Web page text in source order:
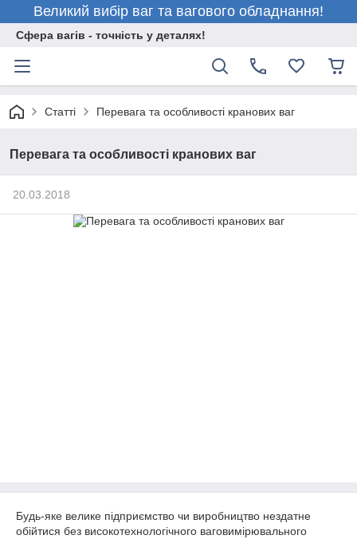
Великий вибір ваг та вагового обладнання!
Сфера вагів - точність у деталях!
Статті Перевага та особливості кранових ваг
Перевага та особливості кранових ваг
20.03.2018
Будь-яке велике підприємство чи виробництво нездатне
обійтися без високотехнологічного ваговимірювального